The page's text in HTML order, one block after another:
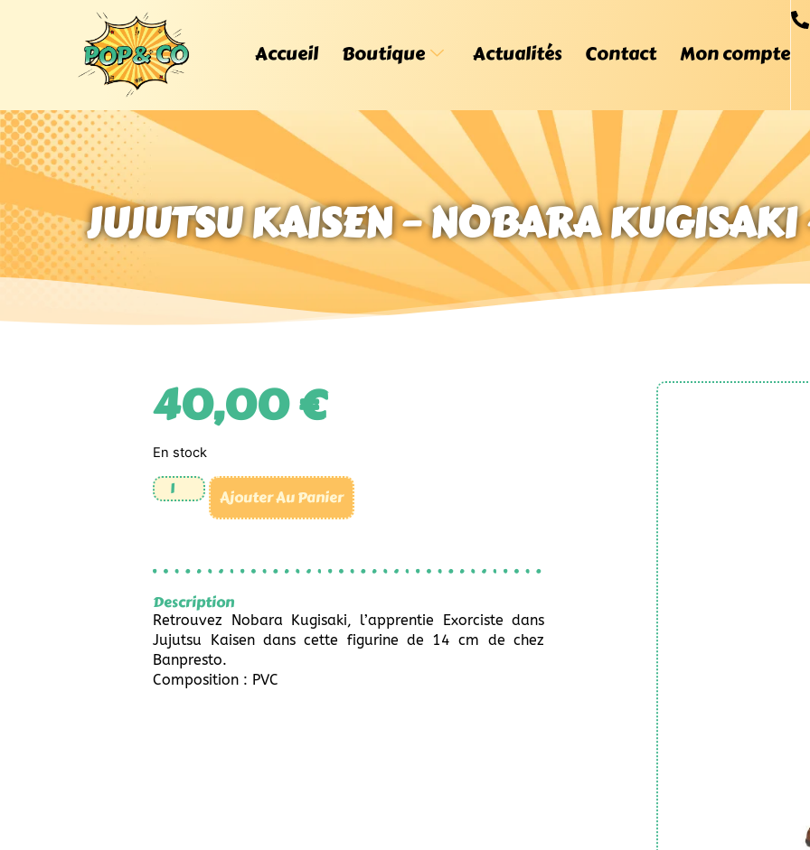
Accueil Boutique Actualités Contact Mon compte
JUJUTSU KAISEN – NOBARA
40,00€
En stock
Ajouter Au Panier
Description
Retrouvez Nobara Kugisaki, l’apprentie Exorciste dans
Jujutsu Kaisen dans cette figurine de 14 cm de chez
Banpresto.
Composition : PVC